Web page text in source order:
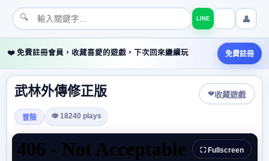
🔍 LINE 👤
❤️ 免費註冊會員，收藏喜愛的遊戲，下次回來繼續玩 免費註冊
武林外傳修正版 ❤收藏遊戲
冒險 👁 18240 plays
⛶ Fullscreen